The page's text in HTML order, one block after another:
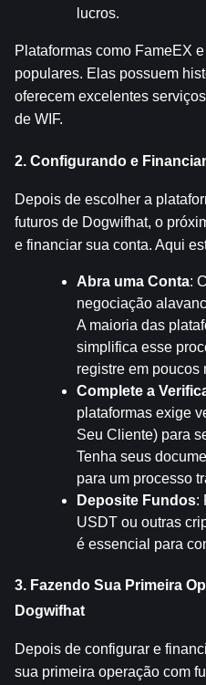
lucros.
Plataformas como FameEX
populares. Elas possuem
oferecem excelentes
de WIF.
2. Configurando e
Depois de escolher a
futuros de Dogwifhat, o
e financiar sua conta. Aqui
Abra uma Conta:
negociação
A maioria das
simplifica esse
registre em poucos
Complete a
plataformas exige
Seu Cliente) para
Tenha seus
para um processo
Deposite Fundos:
USDT ou outras
é essencial para
3. Fazendo Sua Primeira
Dogwifhat
Depois de configurar e
sua primeira operação com